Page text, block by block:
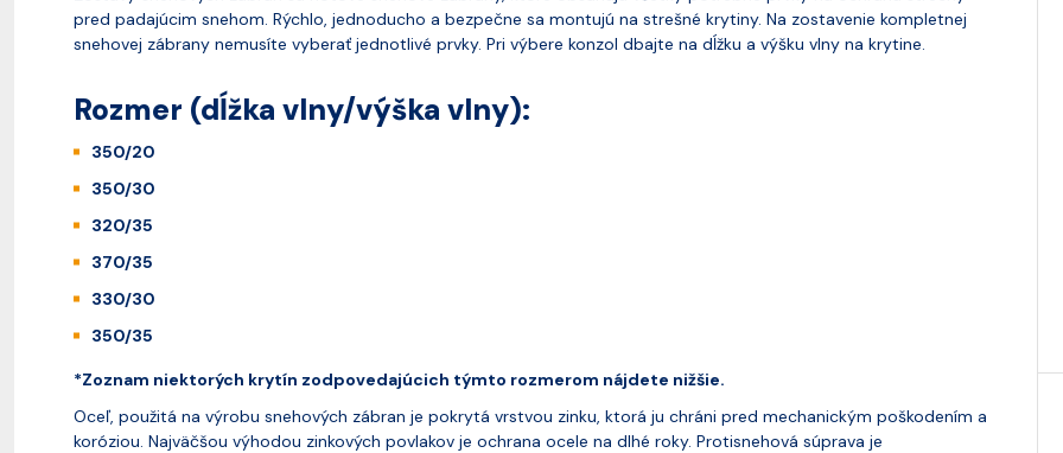
pred padajúcim snehom. Rýchlo, jednoducho a bezpečne sa montujú na strešné krytiny. Na zostavenie kompletnej
snehovej zábrany nemusíte vyberať jednotlivé prvky. Pri výbere konzol dbajte na dĺžku a výšku vlny na krytine.
Rozmer (dĺžka vlny/výška vlny):
350/20
350/30
320/35
370/35
330/30
350/35
*Zoznam niektorých krytín zodpovedajúcich týmto rozmerom nájdete nižšie.
Oceľ, použitá na výrobu snehových zábran je pokrytá vrstvou zinku, ktorá ju chráni pred mechanickým poškodením a
koróziou. Najväčšou výhodou zinkových povlakov je ochrana ocele na dlhé roky. Protisnehová súprava je